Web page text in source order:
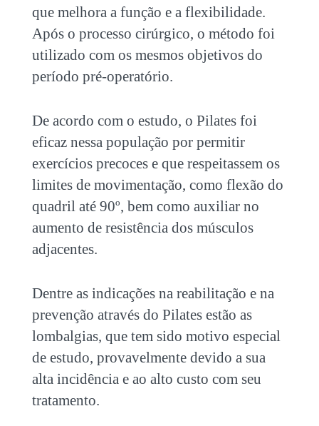
que melhora a função e a flexibilidade.
Após o processo cirúrgico, o método foi
utilizado com os mesmos objetivos do
período pré-operatório.
De acordo com o estudo, o Pilates foi
eficaz nessa população por permitir
exercícios precoces e que respeitassem os
limites de movimentação, como flexão do
quadril até 90º, bem como auxiliar no
aumento de resistência dos músculos
adjacentes.
Dentre as indicações na reabilitação e na
prevenção através do Pilates estão as
lombalgias, que tem sido motivo especial
de estudo, provavelmente devido a sua
alta incidência e ao alto custo com seu
tratamento.